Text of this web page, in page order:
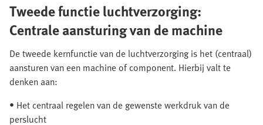
Tweede functie luchtverzorging:
Centrale aansturing van de machine
De tweede kernfunctie van de luchtverzorging is het (centraal)
aansturen van een machine of component. Hierbij valt te
denken aan:
• Het centraal regelen van de gewenste werkdruk van de
perslucht